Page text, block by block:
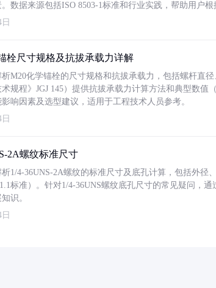
数据来源包括ISO 8503-1标准和行业实践，帮助用户根
栓尺寸规格及抗拔承载力详解
M20化学锚栓的尺寸规格和抗拔承载力，包括螺杆直
规程》JGJ 145）提供抗拔承载力计算方法和典型数值
响因素及选型建议，适用于工程技术人员参考。
2A螺纹标准尺寸
1/4-36UNS-2A螺纹的标准尺寸及底孔计算，包括外径
标准）。针对1/4-36UNS螺纹底孔尺寸的常见疑问，
识。